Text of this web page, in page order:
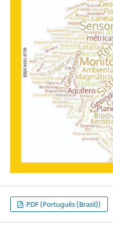
PDF (Português (Brasil))